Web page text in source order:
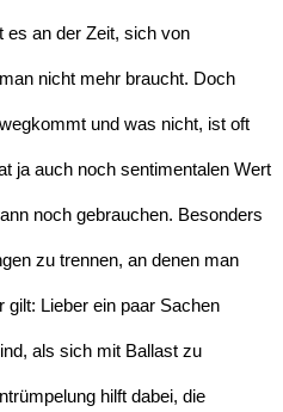
es an der Zeit, sich von
nicht mehr braucht. Doch
und was nicht, ist oft
ja auch noch sentimentalen Wert
noch gebrauchen. Besonders
zu trennen, an denen man
gilt: Lieber ein paar Sachen
als sich mit Ballast zu
hilft dabei, die